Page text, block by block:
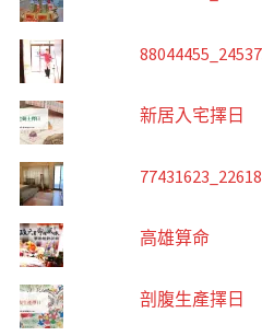
新居入宅擇日
高雄算命
剖腹生產擇日